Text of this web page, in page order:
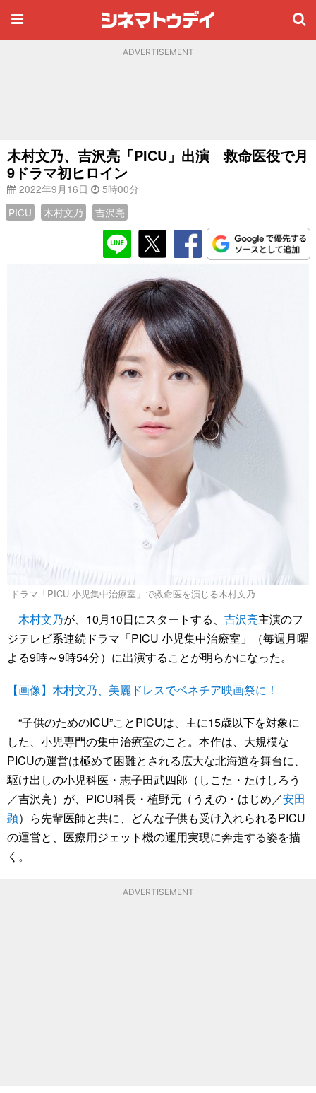
ADVERTISEMENT
木村文乃、吉沢亮「PICU」出演 救命医役で月
9ドラマ初ヒロイン
2022年9月16日
5時00分
PICU
木村文乃 吉沢亮
ドラマ「PICU 小児集中治療室」で救命医を演じる木村文乃
木村文乃が、10月10日にスタートする、 吉沢亮主演のフ
ジテレビ系連続ドラマ「PICU 小児集中治療室」（毎週月曜
よる9時～9時54分）に出演することが明らかになった。
【画像】木村文乃、美麗ドレスでベネチア映画祭に！
“子供のためのICU”ことPICUは、主に15歳以下を対象に
した、小児専門の集中治療室のこと。本作は、大規模な
PICUの運営は極めて困難とされる広大な北海道を舞台に、
駆け出しの小児科医・志子田武四郎（しこた・たけしろう
／吉沢亮）が、PICU科長・植野元（うえの・はじめ／安田
顕）ら先輩医師と共に、どんな子供も受け入れられるPICU
の運営と、医療用ジェット機の運用実現に奔走する姿を描
く。
ADVERTISEMENT